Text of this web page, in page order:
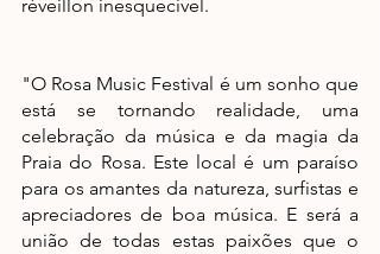
réveillon inesquecível.
"O Rosa Music Festival é um sonho que
está se tornando realidade, uma
celebração da música e da magia da
Praia do Rosa. Este local é um paraíso
para os amantes da natureza, surfistas e
apreciadores de boa música. E será a
união de todas estas paixões que o